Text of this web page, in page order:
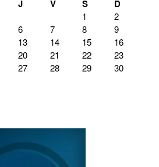
J V S D
1
2
6 7 8
9
13 14 15
16
20 21 22
23
27 28 29
30